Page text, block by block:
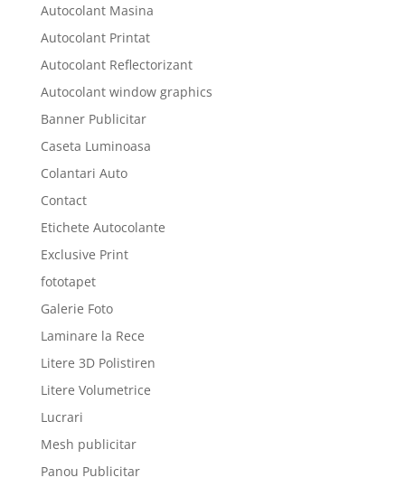
Autocolant Masina
Autocolant Printat
Autocolant Reflectorizant
Autocolant window graphics
Banner Publicitar
Caseta Luminoasa
Colantari Auto
Contact
Etichete Autocolante
Exclusive Print
fototapet
Galerie Foto
Laminare la Rece
Litere 3D Polistiren
Litere Volumetrice
Lucrari
Mesh publicitar
Panou Publicitar